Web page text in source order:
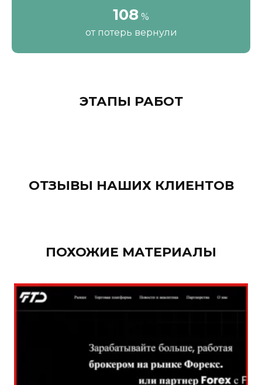
111 %
от потерь вернули
ЭТАПЫ РАБОТ
ОТЗЫВЫ НАШИХ КЛИЕНТОВ
ПОХОЖИЕ МАТЕРИАЛЫ